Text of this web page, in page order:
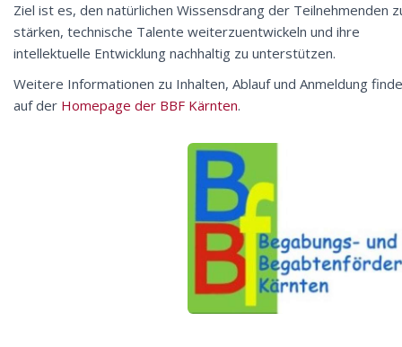
Ziel ist es, den natürlichen Wissensdrang der Teilnehmenden
stärken, technische Talente weiterzuentwickeln und ihre
intellektuelle Entwicklung nachhaltig zu unterstützen.
Weitere Informationen zu Inhalten, Ablauf und Anmeldung
auf der Homepage der BBF Kärnten.